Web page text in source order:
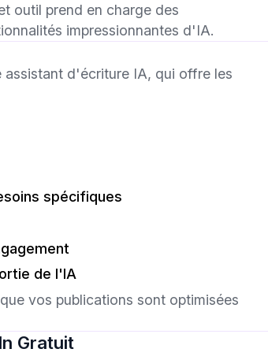
outil prend en charge des
impressionnantes d'IA.
d'écriture IA, qui offre les
spécifiques
de l'IA
vos publications sont optimisées
Gratuit